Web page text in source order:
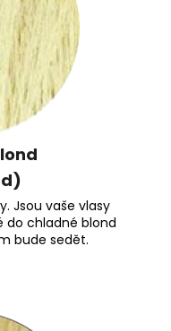
Jsou vaše vlasy
do chladné blond
bude sedět.